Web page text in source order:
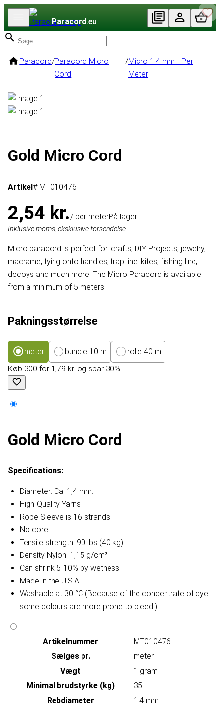
Paracord.eu
Paracord/Paracord Micro
Cord
/Micro 1.4 mm - Per
Meter
Gold Micro Cord
Artikel# MT010476
2,54 kr./ per meterPå lager
Inklusive moms, eksklusive forsendelse
Micro paracord is perfect for: crafts, DIY Projects, jewelry,
macrame, tying onto handles, trap line, kites, fishing line,
decoys and much more! The Micro Paracord is available
from a minimum of 5 meters.
Pakningsstørrelse
meter bundle 10 m
rolle 40 m
Køb 300 for 1,79 kr. og spar 30%
Gold Micro Cord
Specifications:
Diameter: Ca. 1,4 mm.
High-Quality Yarns
Rope Sleeve is 16-strands
No core
Tensile strength: 90 lbs (40 kg)
Density Nylon: 1,15 g/cm³
Can shrink 5-10% by wetness
Made in the U.S.A.
Washable at 30 °C (Because of the concentrate of dye
some colours are more prone to bleed.)
Artikelnummer
MT010476
Sælges pr.
meter
Vægt
1 gram
Minimal brudstyrke (kg)
35
Rebdiameter
1.4 mm